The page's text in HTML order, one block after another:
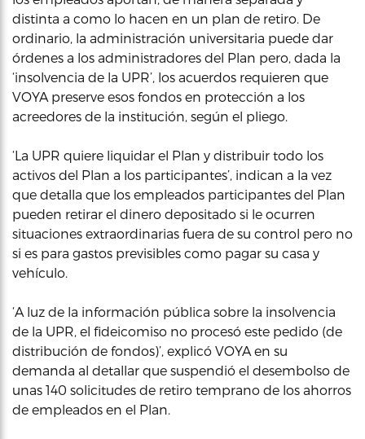
distinta a como lo hacen en un plan de retiro. De
ordinario, la administración universitaria puede dar
órdenes a los administradores del Plan pero, dada la
‘insolvencia de la UPR’, los acuerdos requieren que
VOYA preserve esos fondos en protección a los
acreedores de la institución, según el pliego.
‘La UPR quiere liquidar el Plan y distribuir todo los
activos del Plan a los participantes’, indican a la vez
que detalla que los empleados participantes del Plan
pueden retirar el dinero depositado si le ocurren
situaciones extraordinarias fuera de su control pero no
si es para gastos previsibles como pagar su casa y
vehículo.
‘A luz de la información pública sobre la insolvencia
de la UPR, el fideicomiso no procesó este pedido (de
distribución de fondos)’, explicó VOYA en su
demanda al detallar que suspendió el desembolso de
unas 140 solicitudes de retiro temprano de los ahorros
de empleados en el Plan.